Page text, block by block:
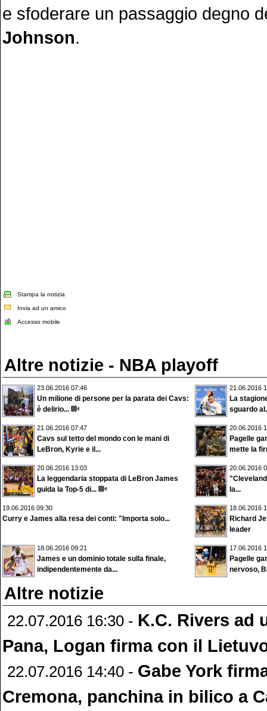
e sfoderare un passaggio degno
Johnson.
Stampa la notizia
Invia ad un amico
Accesso mobile
Altre notizie - NBA playoff
23.06.2016 07:46
Un milione di persone per la parata dei Cavs:
è delirio...
21.06.2016
La
sguardo
21.06.2016 07:47
Cavs sul tetto del mondo con le mani di
LeBron, Kyrie e il...
20.06.2016
Pagelle
mette la
20.06.2016 13:03
La leggendaria stoppata di LeBron James
guida la Top-5 di...
20.06.2016
la...
19.06.2016 09:30
Curry e James alla resa dei conti: "Importa solo...
18.06.2016
Richard
leader
18.06.2016 09:21
James e un dominio totale sulla finale,
indipendentemente da...
17.06.2016
Pagelle
nervoso,
Altre notizie
22.07.2016 16:30 - K.C. Rivers ad
Pana, Logan firma con il
22.07.2016 14:40 - Gabe York
Cremona, panchina in bilico a